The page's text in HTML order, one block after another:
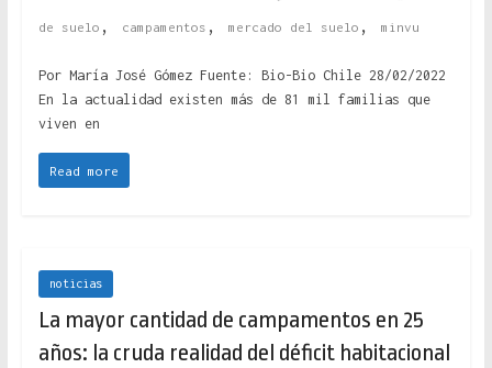
de suelo , campamentos , mercado del suelo , minvu
Por María José Gómez Fuente: Bio-Bio Chile 28/02/2022
En la actualidad existen más de 81 mil familias que
viven en
Read more
noticias
La mayor cantidad de campamentos en 25
años: la cruda realidad del déficit habitacional